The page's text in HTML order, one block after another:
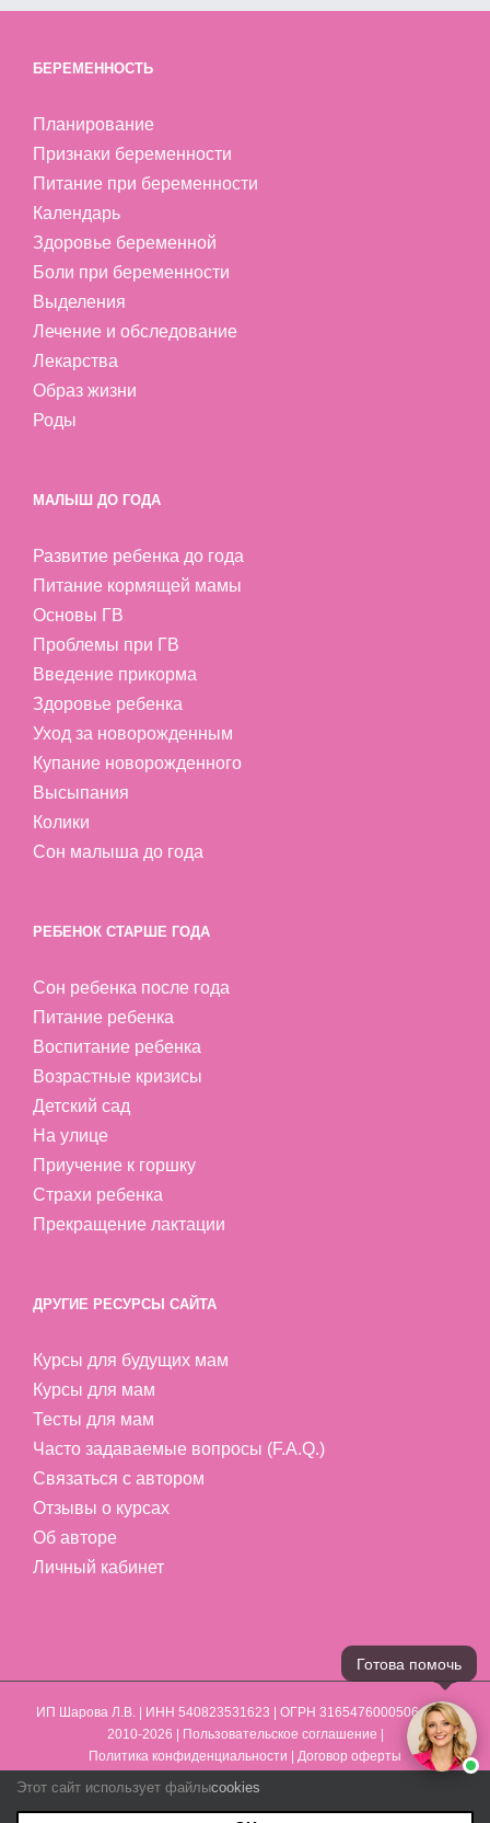
БЕРЕМЕННОСТЬ
Планирование
Признаки беременности
Питание при беременности
Календарь
Здоровье беременной
Боли при беременности
Выделения
Лечение и обследование
Лекарства
Образ жизни
Роды
МАЛЫШ ДО ГОДА
Развитие ребенка до года
Питание кормящей мамы
Основы ГВ
Проблемы при ГВ
Введение прикорма
Здоровье ребенка
Уход за новорожденным
Купание новорожденного
Высыпания
Колики
Сон малыша до года
РЕБЕНОК СТАРШЕ ГОДА
Сон ребенка после года
Питание ребенка
Воспитание ребенка
Возрастные кризисы
Детский сад
На улице
Приучение к горшку
Страхи ребенка
Прекращение лактации
ДРУГИЕ РЕСУРСЫ САЙТА
Курсы для будущих мам
Курсы для мам
Тесты для мам
Часто задаваемые вопросы (F.A.Q.)
Связаться с автором
Отзывы о курсах
Об авторе
Личный кабинет
ИП Шарова Л.В. | ИНН 540823531623 | ОГРН 316547600050641 | ©
2010-2026 |
Пользовательское соглашение
Политика конфиденциальности
Договор оферты
Max Vk YouTubeTelegramEmail WhatsApp
Phone
Этот сайт использует файлыcookies
Готова помочь